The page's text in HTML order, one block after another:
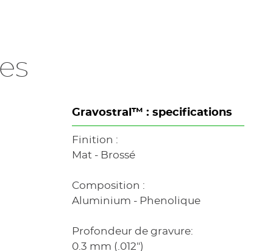
Gravostral™ : specifications
Finition :
Mat - Brossé
Composition :
Aluminium - Phenolique
Profondeur de gravure:
0.3 mm (.012")